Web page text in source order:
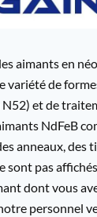
aimants en
variété de
et de
NdFeB
anneaux, des
sont pas
dont vous
personnel